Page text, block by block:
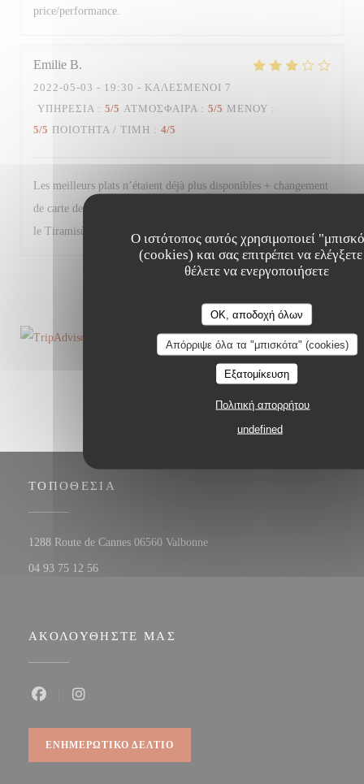
Ο ιστότοπος αυτός χρησιμοποιεί
(cookies) και σας επιτρέπει να ελέγξετε
θέλετε να ενεργοποιήσετε
OK, αποδοχή όλων
Απόρριψε όλα τα "μπισκότα" (cookies)
Εξατομίκευση
Πολιτική απορρήτου
undefined
price/performance.
Emilie B
2022-05-03 - 19:30 - ΚΑΛΕΣΜΈΝΟΙ 7
ΥΠΗΡΕΣΊΑ : 5/5 ΑΤΜΌΣΦΑΙΡΑ : 5/5 ΜΕΝΟΎ :
5/5 ΠΟΙΌΤΗΤΑ / ΤΙΜΉ : 4/5
Les meilleurs plats n’étaient déjà plus disponibles + changement
de carte des desserts (moins de choix et produits basiques à part
le Tiramisù). Très bon restaurant malgré tout.
ΤΟΠΟΘΕΣΊΑ
1288 Route de Cannes 06560 Valbonne((ανοίγει σε νέο παράθυρο))
04 93 75 12 56
ΑΚΟΛΟΥΘΉΣΤΕ ΜΑΣ
ΕΝΗΜΕΡΩΤΙΚΌ ΔΕΛΤΊΟ